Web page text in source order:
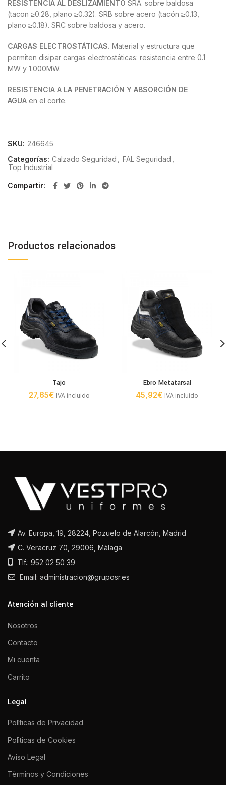
RESISTENCIA AL DESLIZAMIENTO SRA. sobre baldosa
(tacon ≥0.28, plano ≥0.32). SRB sobre acero (tacón ≥0.13,
plano ≥0.18). SRC sobre baldosa y acero.
CARGAS ELECTROSTÁTICAS. Material y estructura que
permiten disipar cargas electrostáticas: resistencia entre 0.1
MW y 1.000MW.
RESISTENCIA A LA PENETRACIÓN Y ABSORCIÓN DE
AGUA en el corte.
SKU: 246645
Categorías: Calzado Seguridad FAL Seguridad
Top Industrial
Compartir
Productos relacionados
Tajo
27,65€ IVA incluido
Ebro Metatarsal
45,92€ IVA incluido
Av. Europa, 19, 28224, Pozuelo de Alarcón, Madrid
C. Veracruz 70, 29006, Málaga
Tlf.: 952 02 50 39
Email: administracion@gruposr.es
Atención al cliente
Nosotros
Contacto
Mi cuenta
Carrito
Legal
Polìticas de Privacidad
Polìticas de Cookies
Aviso Legal
Tèrminos y Condiciones